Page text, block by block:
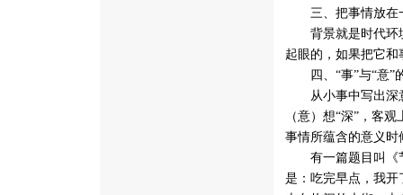
三、把事情放在
背景就是时代环境
起眼的，如果把它
四、“事”与“意”
从小事中写出深意
（意）想“深”，客
事情所蕴含的意义时
有一篇题目叫《节
是：吃完早点，我